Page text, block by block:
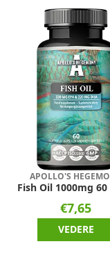
APOLLO'S
Fish Oil 1000mg 60
€7,65
VEDERE